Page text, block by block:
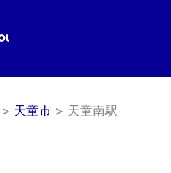
天童市 天童南駅